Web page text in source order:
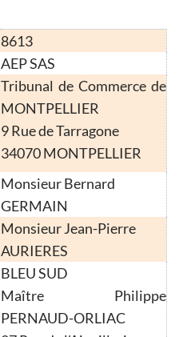
8613
AEP SAS
Tribunal de Commerce de
MONTPELLIER
9 Rue de Tarragone
34070 MONTPELLIER
Monsieur Bernard
GERMAIN
Monsieur Jean-Pierre
AURIERES
BLEU SUD
Maître Philippe
PERNAUD-ORLIAC